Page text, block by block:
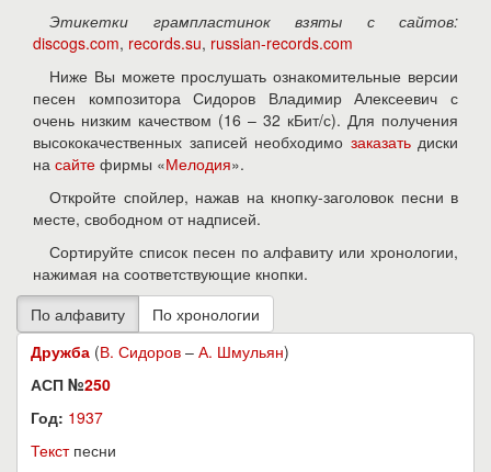
Этикетки грампластинок взяты с сайтов:
discogs.com, records.su, russian-records.com
Ниже Вы можете прослушать ознакомительные версии
песен композитора Сидоров Владимир Алексеевич с
очень низким качеством (16 – 32 кБит/с). Для получения
высококачественных записей необходимо заказатьдиски
на сайте фирмы «Мелодия».
Откройте спойлер, нажав на кнопку-заголовок песни в
месте, свободном от надписей.
Сортируйте список песен по алфавиту или хронологии,
нажимая на соответствующие кнопки.
Дружба (В. Сидоров – А. Шмульян)
АСП №250
Год: 1937
Текстпесни